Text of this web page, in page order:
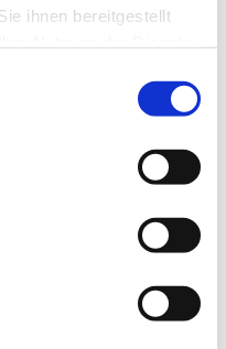
ihnen bereitgestellt
- 15:00
Öffnungszeiten von Google
Epple GmbH + Co